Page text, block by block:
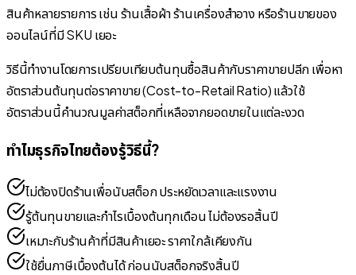
สินค้าหลายรายการ เช่น ร้านเสื้อผ้า ร้านเครื่องสำอาง หรือร้านขายของ
ออนไลน์ที่มี SKU เยอะ
วิธีนี้ทำงานโดยการเปรียบเทียบต้นทุนซื้อสินค้ากับราคาขายปลีก เพื่อหา
อัตราส่วนต้นทุนต่อราคาขาย (Cost-to-Retail Ratio) แล้วใช้
อัตราส่วนนี้คำนวณมูลค่าสต็อกที่เหลือจากยอดขายในแต่ละงวด
ทำไมธุรกิจไทยต้องรู้วิธีนี้?
ไม่ต้องปิดร้านเพื่อนับสต็อก ประหยัดเวลาและแรงงาน
รู้ต้นทุนขายและกำไรเบื้องต้นทุกเดือน ไม่ต้องรอสิ้นปี
เหมาะกับร้านค้าที่มีสินค้าเยอะ ราคาใกล้เคียงกัน
ใช้ยื่นภาษีเบื้องต้นได้ ก่อนนับสต็อกจริงสิ้นปี